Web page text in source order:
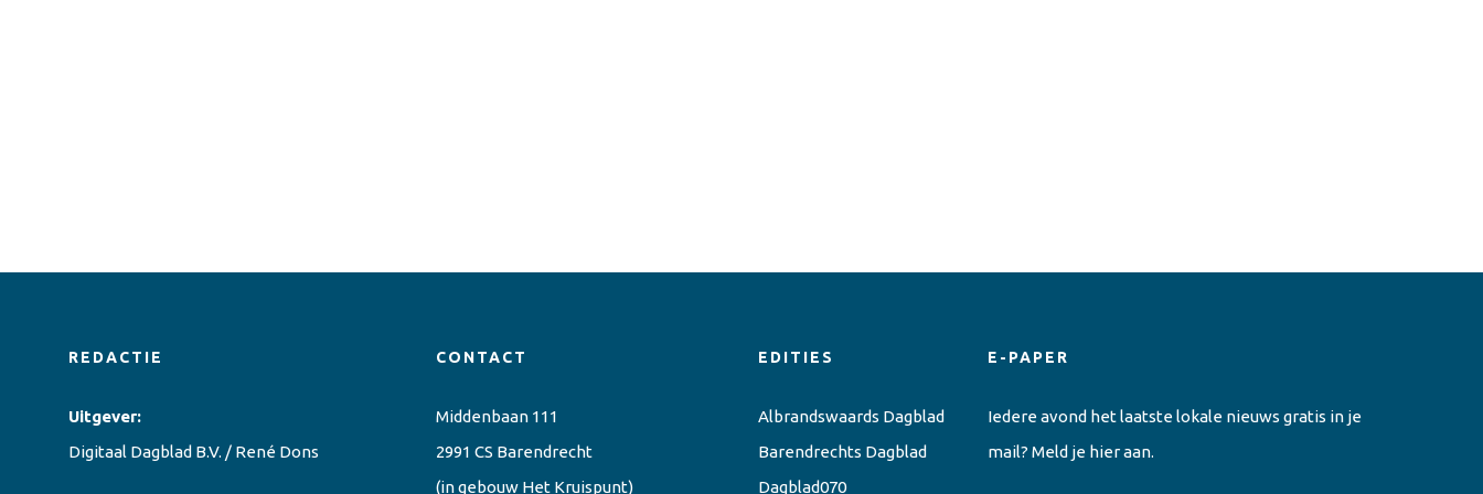
REDACTIE
Uitgever:
Digitaal Dagblad B.V. / René Dons
CONTACT
Middenbaan 111
2991 CS Barendrecht
(in gebouw Het Kruispunt)
EDITIES
Albrandswaards Dagblad
Barendrechts Dagblad
Dagblad070
E-PAPER
Iedere avond het laatste lokale nieuws gratis in je
mail? Meld je hier aan.